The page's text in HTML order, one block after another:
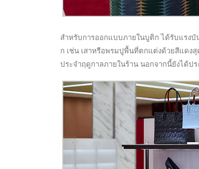
สำหรับการออกแบบภายในบูติก ได้รับแรง
ก เช่น เสาหรือพรมปูพื้นที่ตกแต่งด้วยสีแดง
ประจำฤดูกาลภายในร้าน นอกจากนี้ยังได้ป